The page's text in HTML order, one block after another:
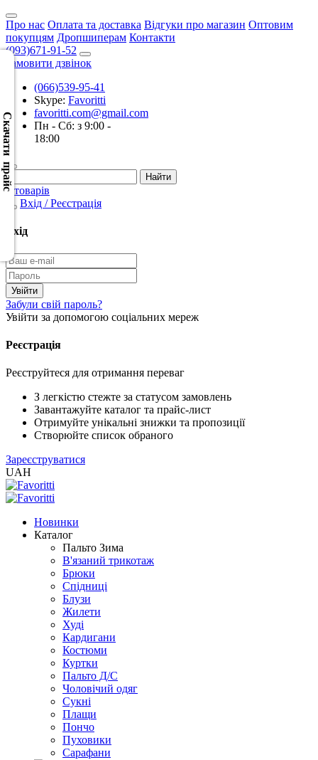
Про нас Оплата та доставка Відгуки про магазин Оптовим
покупцям Дропшиперам Контакти
(093)671-91-52
Замовити дзвінок
(066)539-95-41
Skype: Favoritti
favoritti.com@gmail.com
Пн - Сб: з 9:00 -
18:00
0 товарів
Вхід / Реєстрація
Вхід
Забули свій пароль?
Увійти за допомогою соціальних мереж
Реєстрація
Реєструйтеся для отримання переваг
З легкістю стежте за статусом замовлень
Завантажуйте каталог та прайс-лист
Отримуйте унікальні знижки та пропозиції
Створюйте список обраного
Зареєструватися
UAH
Новинки
Каталог
Пальто Зима
В'язаний трикотаж
Брюки
Спідниці
Блузи
Жилети
Худі
Кардигани
Костюми
Куртки
Пальто Д/С
Чоловічий одяг
Сукні
Плащи
Пончо
Пуховики
Сарафани
Скачати прайс
Скачать
XML
(Розн.)
Скачать
XML
(Опт)
CSV
Скачать
CSV
(Опт)
XLS
EXCEL
(Розн.)
XLS
EXCEL
2005
(Опт)
XLSX